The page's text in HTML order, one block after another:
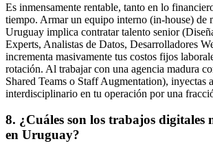
Es inmensamente rentable, tanto en lo
tiempo. Armar un equipo interno (in-house) de
Uruguay implica contratar talento senior
Experts, Analistas de Datos, Desarrolladores
incrementa masivamente tus costos fijos
rotación. Al trabajar con una agencia madura
Shared Teams o Staff Augmentation), inyectas
interdisciplinario en tu operación por una
8. ¿Cuáles son los trabajos digitales
en Uruguay?